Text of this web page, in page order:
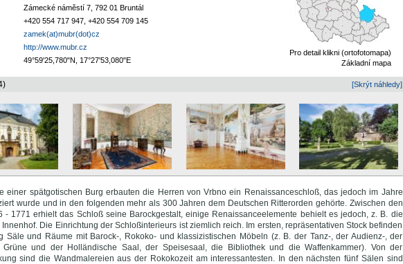
Zámecké náměstí 7, 792 01 Bruntál
+420 554 717 947, +420 554 709 145
zamek(at)mubr(dot)cz
http://www.mubr.cz
49°59'25,780"N, 17°27'53,080"E
Pro detail klikni (ortofotomapa)
Základní mapa
[Skrýt náhledy]
einer spätgotischen Burg erbauten die Herren von Vrbno ein Renaissanceschloß, das jedoch im Jahre
wurde und in den folgenden mehr als 300 Jahren dem Deutschen Ritterorden gehörte. Zwischen den
- 1771 erhielt das Schloß seine Barockgestalt, einige Renaissanceelemente behielt es jedoch, z. B. die
Die Einrichtung der Schloßinterieurs ist ziemlich reich. Im ersten, repräsentativen Stock befinden
Säle und Räume mit Barock-, Rokoko- und klassizistischen Möbeln (z. B. der Tanz-, der Audienz-, der
Grüne und der Holländische Saal, der Speisesaal, die Bibliothek und die Waffenkammer). Von der
sind die Wandmalereien aus der Rokokozeit am interessantesten. In den nächsten fünf Sälen sind